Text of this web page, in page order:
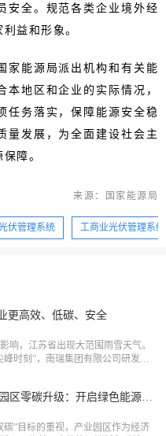
安全。规范各类企业境外经
益和形象。
家能源局派出机构和有关能
地区和企业的实际情况，
任务落实，保障能源安全稳
量发展，为全面建设社会主
障。
来源：国家能源局
伏管理系统 工商业光伏管理系统
更高效、低碳、安全
响，江苏省出现大范围雨雪天气。
峰时刻”，南瑞集团有限公司研发的
，为保障冬季寒潮期间电力平稳
支撑。
区零碳升级：开启绿色能源生
碳”目标的重视，产业园区作为经济